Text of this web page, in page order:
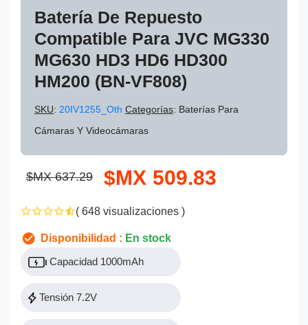
Batería De Repuesto
Compatible Para JVC MG330
MG630 HD3 HD6 HD300
HM200 (BN-VF808)
SKU: 20IV1255_Oth Categorías: Baterías Para
Cámaras Y Videocámaras
$MX 637.29 $MX 509.83
( 648 visualizaciones )
Disponibilidad : En stock
Capacidad 1000mAh
Tensión 7.2V